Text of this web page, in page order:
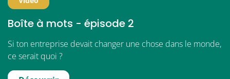
Boîte à mots - épisode 2
Si ton entreprise devait changer une chose dans le monde,
ce serait quoi ?